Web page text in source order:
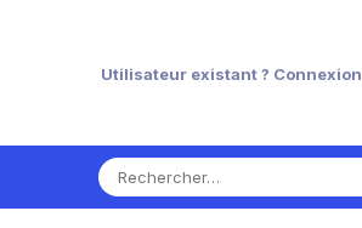
Utilisateur existant ? Connexion